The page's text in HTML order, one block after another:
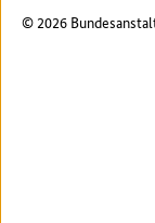
© 2026